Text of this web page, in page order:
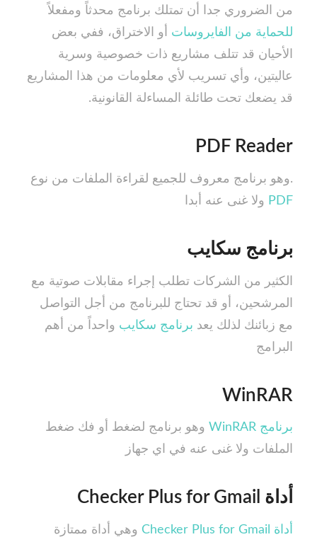
من الضروري جدا أن تمتلك برنامج محدثاً ومفعلاً
للحماية من الفايروسات أو الاختراق، ففي بعض
الأحيان قد تتلف مشاريع ذات خصوصية وسرية
عاليتين، وأي تسريب لأي معلومات من هذا المشاريع
قد يضعك تحت طائلة المساءلة القانونية.
PDF Reader
.وهو برنامج معروف للجميع لقراءة الملفات من نوع
PDF ولا غنى عنه أبدا
برنامج سكايب
الكثير من الشركات تطلب إجراء مقابلات صوتية مع
المرشحين، أو قد تحتاج للبرنامج من أجل التواصل
مع زبائنك لذلك يعد برنامج سكايب واحداً من أهم
البرامج
WinRAR
برنامج WinRAR
وهو برنامج لضغط أو فك ضغط
الملفات ولا غنى عنه في اي جهاز
أداة Checker Plus for Gmail
أداة Checker Plus for Gmail
وهي أداة ممتازة